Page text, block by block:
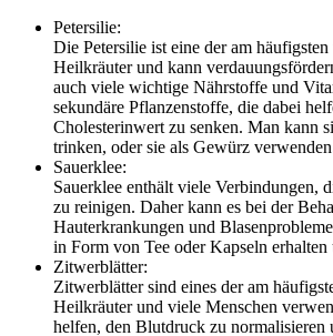
Petersilie:
Die Petersilie ist eine der am
Heilkräuter und kann
auch viele wichtige Nährstoffe und
sekundäre Pflanzenstoffe, die dabei
Cholesterinwert zu senken. Man kann
trinken, oder sie als Gewürz
Sauerklee:
Sauerklee enthält viele Verbindungen,
zu reinigen. Daher kann es bei der
Hauterkrankungen und
in Form von Tee oder Kapseln erhalten
Zitwerblätter:
Zitwerblätter sind eines der am
Heilkräuter und viele Menschen
helfen, den Blutdruck zu normalisieren